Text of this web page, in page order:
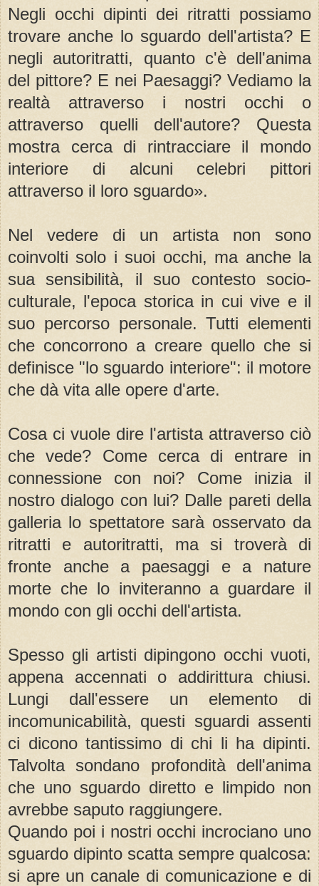
Negli occhi dipinti dei ritratti possiamo
trovare anche lo sguardo dell'artista? E
negli autoritratti, quanto c'è dell'anima
del pittore? E nei Paesaggi? Vediamo la
realtà attraverso i nostri occhi o
attraverso quelli dell'autore? Questa
mostra cerca di rintracciare il mondo
interiore di alcuni celebri pittori
attraverso il loro sguardo».
Nel vedere di un artista non sono
coinvolti solo i suoi occhi, ma anche la
sua sensibilità, il suo contesto socio-
culturale, l'epoca storica in cui vive e il
suo percorso personale. Tutti elementi
che concorrono a creare quello che si
definisce "lo sguardo interiore": il motore
che dà vita alle opere d'arte.
Cosa ci vuole dire l'artista attraverso ciò
che vede? Come cerca di entrare in
connessione con noi? Come inizia il
nostro dialogo con lui? Dalle pareti della
galleria lo spettatore sarà osservato da
ritratti e autoritratti, ma si troverà di
fronte anche a paesaggi e a nature
morte che lo inviteranno a guardare il
mondo con gli occhi dell'artista.
Spesso gli artisti dipingono occhi vuoti,
appena accennati o addirittura chiusi.
Lungi dall'essere un elemento di
incomunicabilità, questi sguardi assenti
ci dicono tantissimo di chi li ha dipinti.
Talvolta sondano profondità dell'anima
che uno sguardo diretto e limpido non
avrebbe saputo raggiungere.
Quando poi i nostri occhi incrociano uno
sguardo dipinto scatta sempre qualcosa:
si apre un canale di comunicazione e di